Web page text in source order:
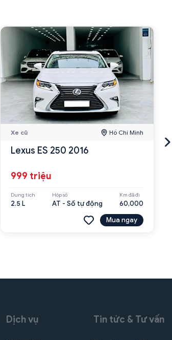
Xe cũ Hồ Chí Minh
Lexus ES 250 2016
999 triệu
Dung tích
2.5 L
Hộp số
AT - Số tự động
Km đã đi
60,000
Mua ngay
Dịch vụ Tin tức & Tư vấn